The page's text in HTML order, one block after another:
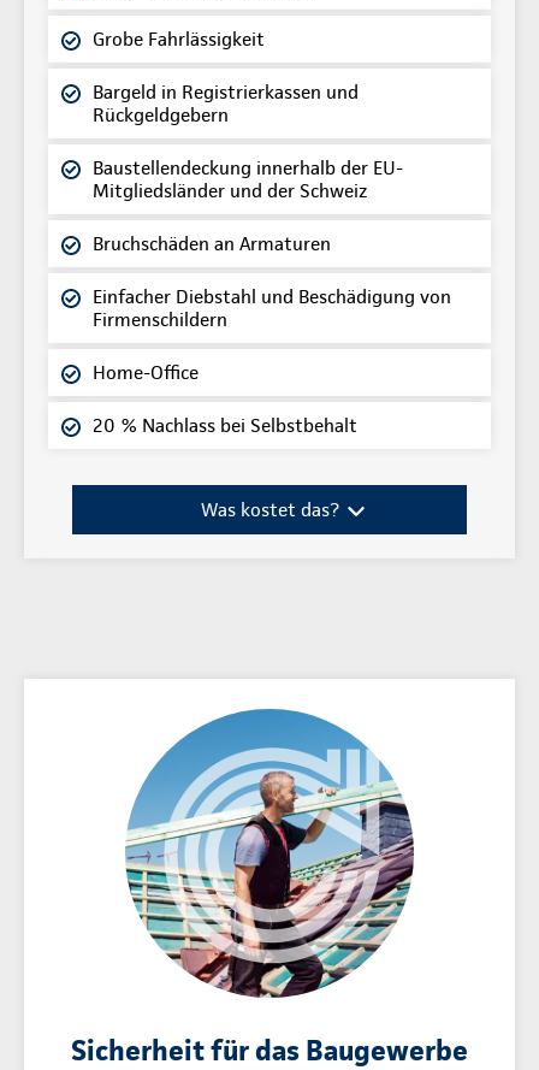
Grobe Fahrlässigkeit
Bargeld in Registrierkassen und
Rückgeldgebern
Baustellendeckung innerhalb der EU-
Mitgliedsländer und der Schweiz
Bruchschäden an Armaturen
Einfacher Diebstahl und Beschädigung von
Firmenschildern
Home-Office
20 % Nachlass bei Selbstbehalt
Was kostet das?
Sicherheit für das Baugewerbe